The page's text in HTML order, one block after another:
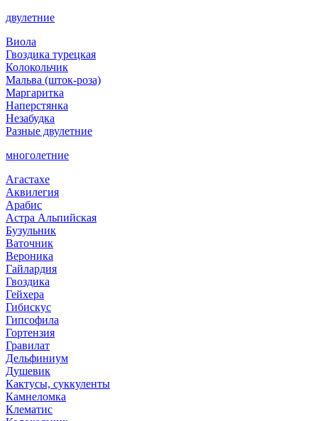
двулетние
Виола
Гвоздика турецкая
Колокольчик
Мальва (шток-роза)
Маргаритка
Наперстянка
Незабудка
Разные двулетние
многолетние
Агастахе
Аквилегия
Арабис
Астра Альпийская
Бузульник
Ваточник
Вероника
Гайлардия
Гвоздика
Гейхера
Гибискус
Гипсофила
Гортензия
Гравилат
Дельфиниум
Душевик
Кактусы, суккуленты
Камнеломка
Клематис